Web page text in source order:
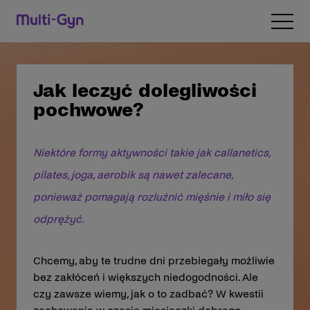
Jak leczyć dolegliwości
pochwowe?
Niektóre formy aktywności takie jak callanetics,
pilates, joga, aerobik są nawet zalecane,
ponieważ pomagają rozluźnić mięśnie i miło się
odprężyć.
Chcemy, aby te trudne dni przebiegały możliwie
bez zakłóceń i większych niedogodności. Ale
czy zawsze wiemy, jak o to zadbać? W kwestii